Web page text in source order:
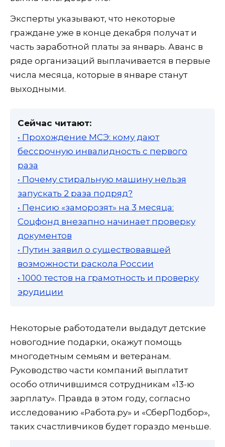
Эксперты указывают, что некоторые
граждане уже в конце декабря получат и
часть заработной платы за январь. Аванс в
ряде организаций выплачивается в первые
числа месяца, которые в январе станут
выходными.
Сейчас читают:
• Прохождение МСЭ: кому дают
бессрочную инвалидность с первого
раза
• Почему стиральную машину нельзя
запускать 2 раза подряд?
• Пенсию «заморозят» на 3 месяца:
Соцфонд внезапно начинает проверку
документов
• Путин заявил о существовавшей
возможности раскола России
• 1000 тестов на грамотность и проверку
эрудиции
Некоторые работодатели выдадут детские
новогодние подарки, окажут помощь
многодетным семьям и ветеранам.
Руководство части компаний выплатит
особо отличившимся сотрудникам «13-ю
зарплату». Правда в этом году, согласно
исследованию «Работа.ру» и «СберПодбор»,
таких счастливчиков будет гораздо меньше.